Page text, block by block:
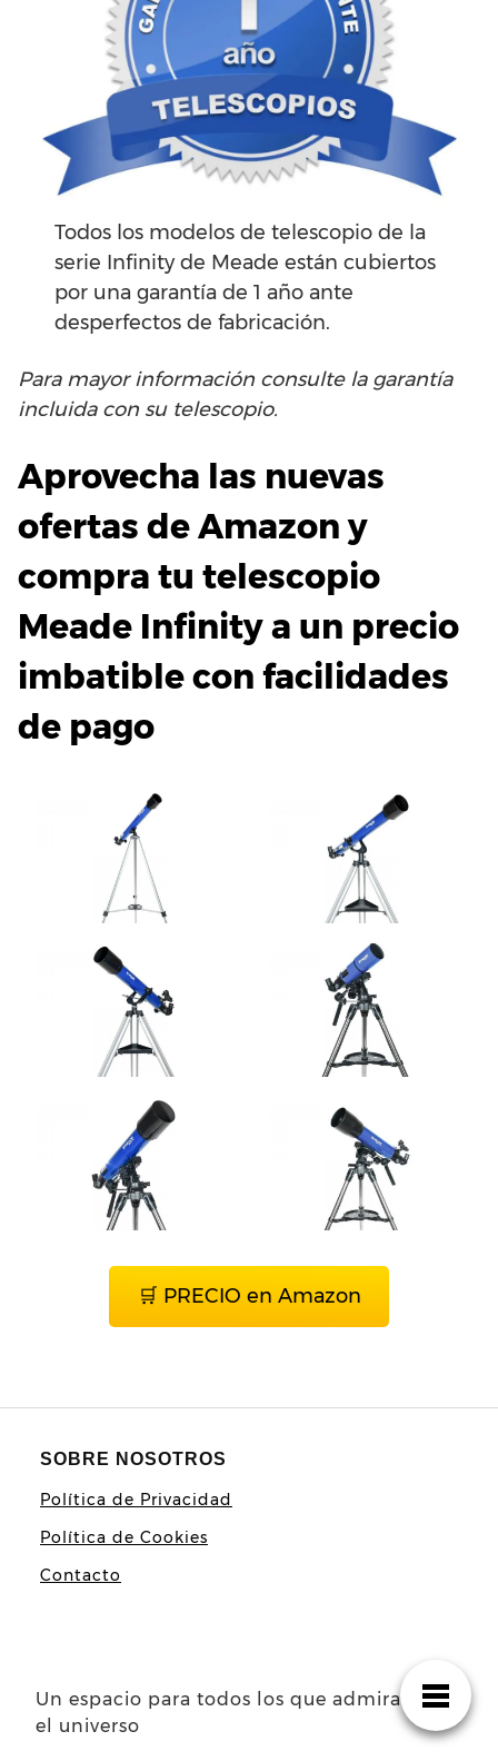
Todos los modelos de telescopio de la
serie Infinity de Meade están cubiertos
por una garantía de 1 año ante
desperfectos de fabricación.
Para mayor información consulte la garantía
incluida con su telescopio.
Aprovecha las nuevas
ofertas de Amazon y
compra tu telescopio
Meade Infinity a un precio
imbatible con facilidades
de pago
🛒 PRECIO en Amazon
SOBRE NOSOTROS
Política de Privacidad
Política de Cookies
Contacto
Un espacio para todos los que admiramos
el universo